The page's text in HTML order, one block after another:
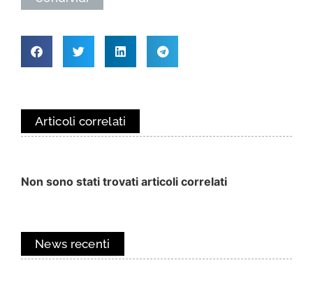
Articoli correlati
Non sono stati trovati articoli correlati
News recenti